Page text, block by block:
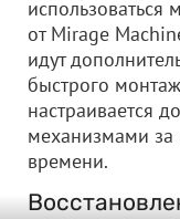
от Mirage
идут
быстрого
настраивается
механизмами за
времени.